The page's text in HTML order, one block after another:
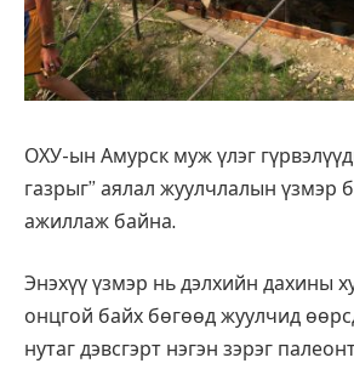
ОХУ-ын Амурск муж үлэг
газрыг” аялал жуулчлалын үзмэр
ажиллаж байна.
Энэхүү үзмэр нь дэлхийн дахины
онцгой байх бөгөөд жуулчид
нутаг дэвсгэрт нэгэн зэрэг